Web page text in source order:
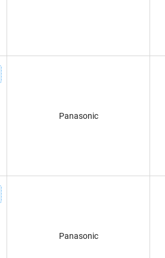
Panasonic
Panasonic